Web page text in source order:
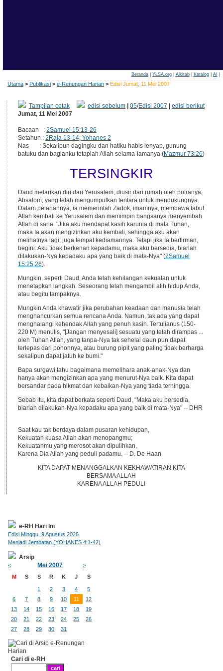
Beranda| YLSA.org| Alkitab| Katalog| AI
Utama > Publikasi > e-Renungan Harian > Edisi Jumat, 11 Mei 2007
Tampilan cetak edisi sebelum |05/Edisi 2007 |edisi berikut
Jumat, 11 Mei 2007
Bacaan : 2Samuel 15:13-26
Setahun : 2Raja 13-14; Yohanes 2
Nas : Sekalipun dagingku dan hatiku habis lenyap, gunung
batuku dan bagianku tetaplah Allah selama-lamanya (Mazmur 73:26)
TERSINGKIR
Daud melarikan diri dari Yerusalem, diusir dari rumah oleh putranya,
Absalom, yang telah mengumpulkan tentara untuk mendukungnya.
Dalam pelariannya, ia memerintah Zadok, imamnya, membawa tabut
Allah kembali ke Yerusalem dan memimpin bangsanya menyembah
Allah di sana. "Jika aku mendapat kasih karunia di mata Tuhan,
maka Ia akan mengizinkan aku kembali, sehingga aku akan
melihatnya lagi, juga tempat kediamannya. Tetapi jika Ia berfirman,
begini: Aku tidak berkenan kepadamu, maka aku bersedia, biarlah
dilakukan-Nya kepadaku apa yang baik di mata-Nya" (2Samuel
15:25,26).
Mungkin, seperti Daud, Anda telah kehilangan kekuatan untuk
menetapkan langkah. Seseorang telah mengambil alih hidup Anda,
atau begitu tampaknya.
Mungkin Anda khawatir jika perubahan keadaan dan manusia telah
menghancurkan semua rencana Anda. Namun, tak ada yang dapat
menghalangi kehendak Allah yang penuh kasih. Tertulianus (150-
220 M) menulis, "[Jangan menyesali] sesuatu yang telah dirampas ...
oleh Tuhan Allah, yang tanpa-Nya tak sehelai daun pun dapat
terlepas dari pohonnya, atau burung pipit yang paling tidak berharga
sekalipun dapat jatuh ke bumi."
Bapa surgawi tahu bagaimana memelihara anak-anak-Nya dan
hanya akan mengizinkan apa yang menurut-Nya baik. Kita dapat
bersandar pada hikmat dan kebaikan-Nya yang tiada terhingga.
Sebab itu, kita dapat berkata seperti Daud, "Maka aku bersedia,
biarlah dilakukan-Nya kepadaku apa yang baik di mata-Nya" -- DHR
Saat kau tak berdaya dalam pusaran kehidupan,
Kekuatan kuasa Allah akan menopangmu;
Kekuatanmu yang merosot akan dipulihkan,
Karena Dia Allah yang peduli padamu. -- D. De Haan
KITA DAPAT MENANGGALKAN KEKHAWATIRAN KITA
BERSAMA ALLAH
KARENA ALLAH PEDULI
e-RH Hari Ini
Edisi Minggu, 9 Agustus 2026
Menjadi Jembatan (YOHANES 4:1-42)
Arsip
< Mei 2007
>
M
S S R K J S
1 2 3 4
5
6
7 8 9 10 11
12
13
14 15 16 17 18
19
20
21 22 23 24 25
26
27
28 29 30 31
Cari di e-RH